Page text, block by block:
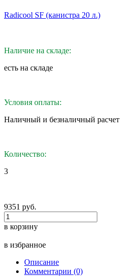
Radicool SF (канистра 20 л.)
Наличие на складе:
eсть на складе
Условия оплаты:
Наличный и безналичный расчет
Количество:
3
9351 руб.
в корзину
в избранное
Описание
Комментарии (0)